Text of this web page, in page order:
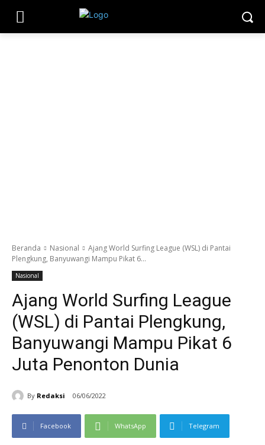
Beranda Nasional
Ajang World Surfing League (WSL) di Pantai
Plengkung, Banyuwangi Mampu Pikat 6...
Nasional
Ajang World Surfing League
(WSL) di Pantai Plengkung,
Banyuwangi Mampu Pikat 6
Juta Penonton Dunia
By Redaksi 06/06/2022
Facebook WhatsApp Telegram